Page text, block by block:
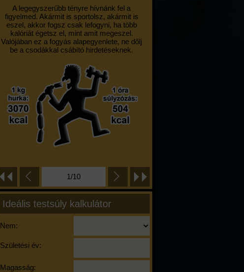
A legegyszerűbb tényre hívnánk fel a
figyelmed. Akármit is sportolsz, akármit is
eszel, akkor fogsz csak lefogyni, ha több
kalóriát égetsz el, mint amit megeszel.
Valójában ez a fogyás alapegyenlete, ne dőlj
be a csodákkal csábító hirdetéseknek.
1/10
Ideális testsúly kalkulátor
Nem:
Születési év:
Magasság: